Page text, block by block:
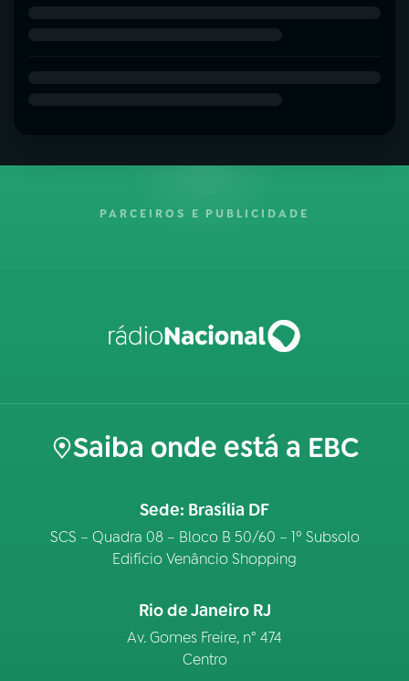
PARCEIROS E PUBLICIDADE
Saiba onde está a EBC
Sede: Brasília DF
SCS – Quadra 08 – Bloco B 50/60 – 1º Subsolo
Edifício Venâncio Shopping
Rio de Janeiro RJ
Av. Gomes Freire, n° 474
Centro